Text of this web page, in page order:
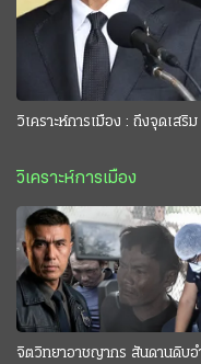
วิเคราะห์การเมือง : ถึงจุดเสริ
วิเคราะห์การเมือง
จิตวิทยาอาชญากร สันดานดิบ